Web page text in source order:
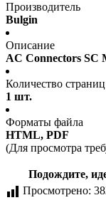
Производитель
Bulgin
Описание
AC Connectors SC
Количество страниц
1 шт.
Форматы файла
HTML, PDF
(Для просмотра
Подождите,
Просмотрено: